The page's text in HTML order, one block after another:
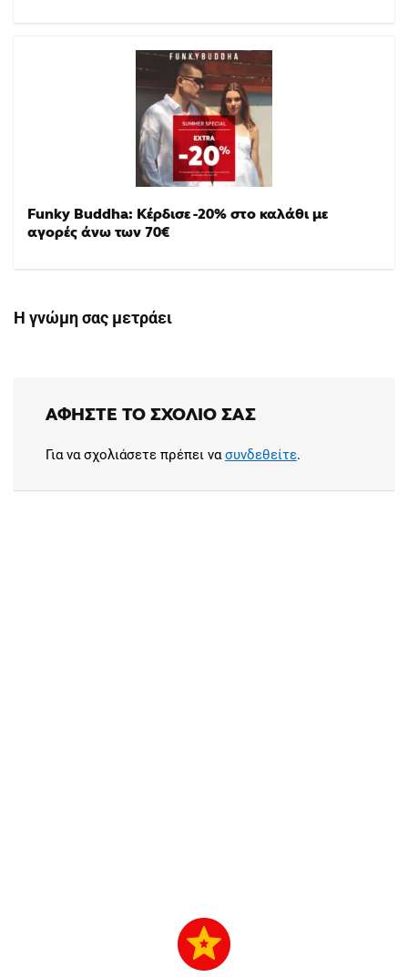
Funky Buddha: Κέρδισε -20% στο καλάθι με
αγορές άνω των 70€
Η γνώμη σας μετράει
ΑΦΉΣΤΕ ΤΟ ΣΧΌΛΙΟ ΣΑΣ
Για να σχολιάσετε πρέπει νασυνδεθείτε.